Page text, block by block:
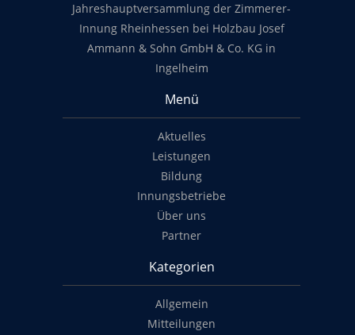
Jahreshauptversammlung der Zimmerer-
Innung Rheinhessen bei Holzbau Josef
Ammann & Sohn GmbH & Co. KG in
Ingelheim
Menü
Aktuelles
Leistungen
Bildung
Innungsbetriebe
Über uns
Partner
Kategorien
Allgemein
Mitteilungen